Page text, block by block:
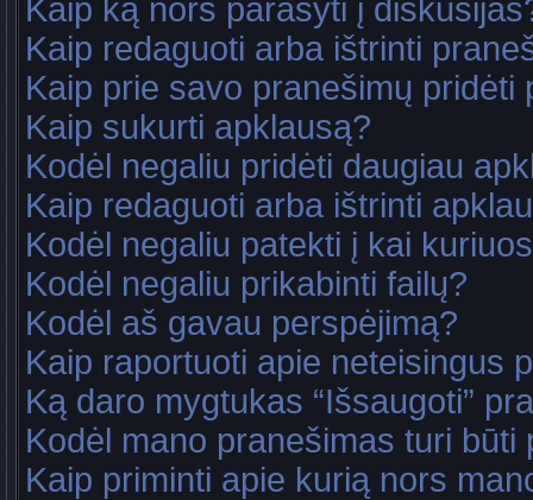
Kaip ką nors parašyti į
Kaip redaguoti arba ištrinti
Kaip prie savo pranešimų pridėti
Kaip sukurti apklausą?
Kodėl negaliu pridėti daugiau
Kaip redaguoti arba ištrinti
Kodėl negaliu patekti į kai
Kodėl negaliu prikabinti failų?
Kodėl aš gavau perspėjimą?
Kaip raportuoti apie neteisingus
Ką daro mygtukas “Išsaugoti”
Kodėl mano pranešimas turi būti
Kaip priminti apie kurią nors